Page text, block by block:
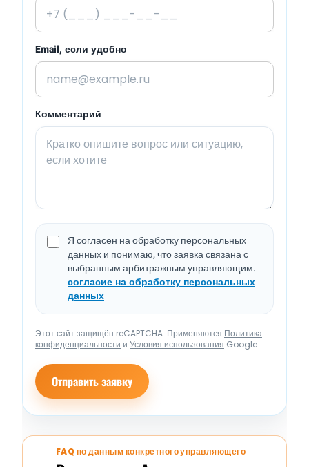
Email, если удобно
Комментарий
Я согласен на обработку персональных
данных и понимаю, что заявка связана с
выбранным арбитражным управляющим.
согласие на обработку персональных
данных
Этот сайт защищён reCAPTCHA. Применяются Политика
конфиденциальности и Условия использования Google.
Отправить заявку
FAQ по данным конкретного управляющего